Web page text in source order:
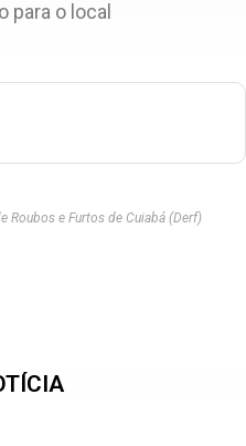
para o local
Roubos e Furtos de Cuiabá (Derf)